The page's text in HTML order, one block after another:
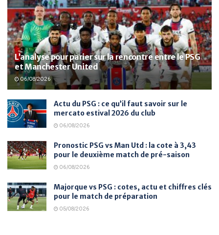
L’analyse pour parier sur la rencontre entre le PSG
et Manchester United
06/08/2026
Actu du PSG : ce qu’il faut savoir sur le
mercato estival 2026 du club
06/08/2026
Pronostic PSG vs Man Utd : la cote à 3,43
pour le deuxième match de pré-saison
06/08/2026
Majorque vs PSG : cotes, actu et chiffres clés
pour le match de préparation
05/08/2026